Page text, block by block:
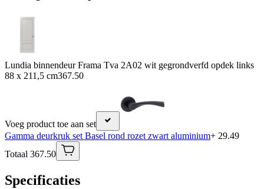
Lundia binnendeur Frama Tva 2A02 wit gegrondverfd opdek links
88 x 211,5 cm367.50
Voeg product toe aan set
Gamma deurkruk set Basel rond rozet zwart aluminium+ 29.49
Totaal 367.50
Specificaties